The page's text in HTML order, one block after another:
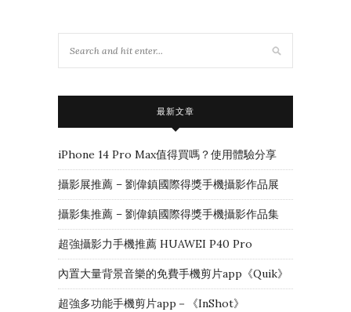
最新文章
iPhone 14 Pro Max值得買嗎？使用體驗分享
攝影展推薦 – 劉偉鎮國際得獎手機攝影作品展
攝影集推薦 – 劉偉鎮國際得獎手機攝影作品集
超強攝影力手機推薦 HUAWEI P40 Pro
內置大量背景音樂的免費手機剪片app《Quik》
超強多功能手機剪片app－《InShot》